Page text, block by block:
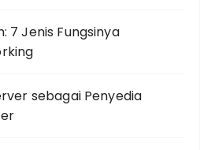
7 Jenis Fungsinya
sebagai Penyedia